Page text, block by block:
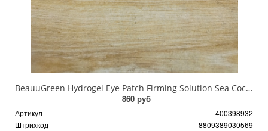
BeauuGreen Hydrogel Eye Patch Firming Solution Sea Cocumber & Black Гидрогелевые патчи для кожи вокруг глаз с экстрактом черного морского огурца 60 шт 90 гр
860 руб
Артикул
400398932
Штрихкод
8809389030569